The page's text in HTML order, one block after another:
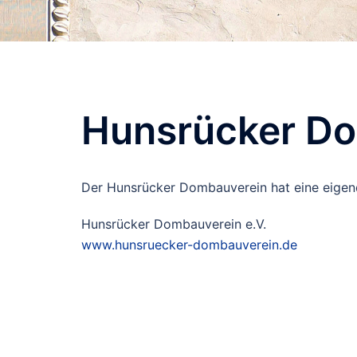
Hunsrücker
Der Hunsrücker Dombauverein hat eine
Hunsrücker Dombauverein e.V.
www.hunsruecker-dombauverein.de